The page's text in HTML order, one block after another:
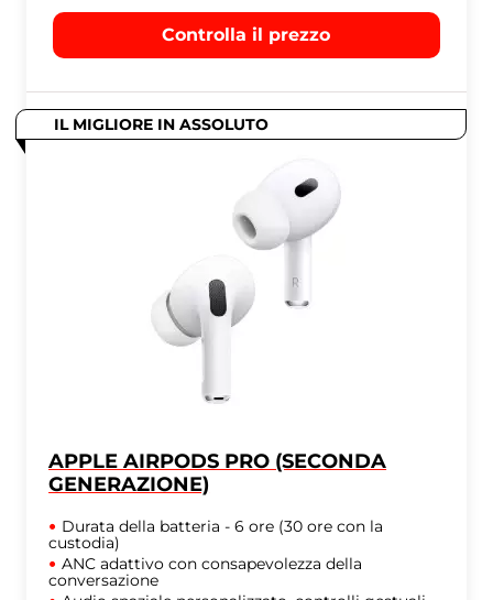
Controlla il prezzo
IL MIGLIORE IN ASSOLUTO
APPLE AIRPODS PRO (SECONDA
GENERAZIONE)
Durata della batteria - 6 ore (30 ore con la
custodia)
ANC adattivo con consapevolezza della
conversazione